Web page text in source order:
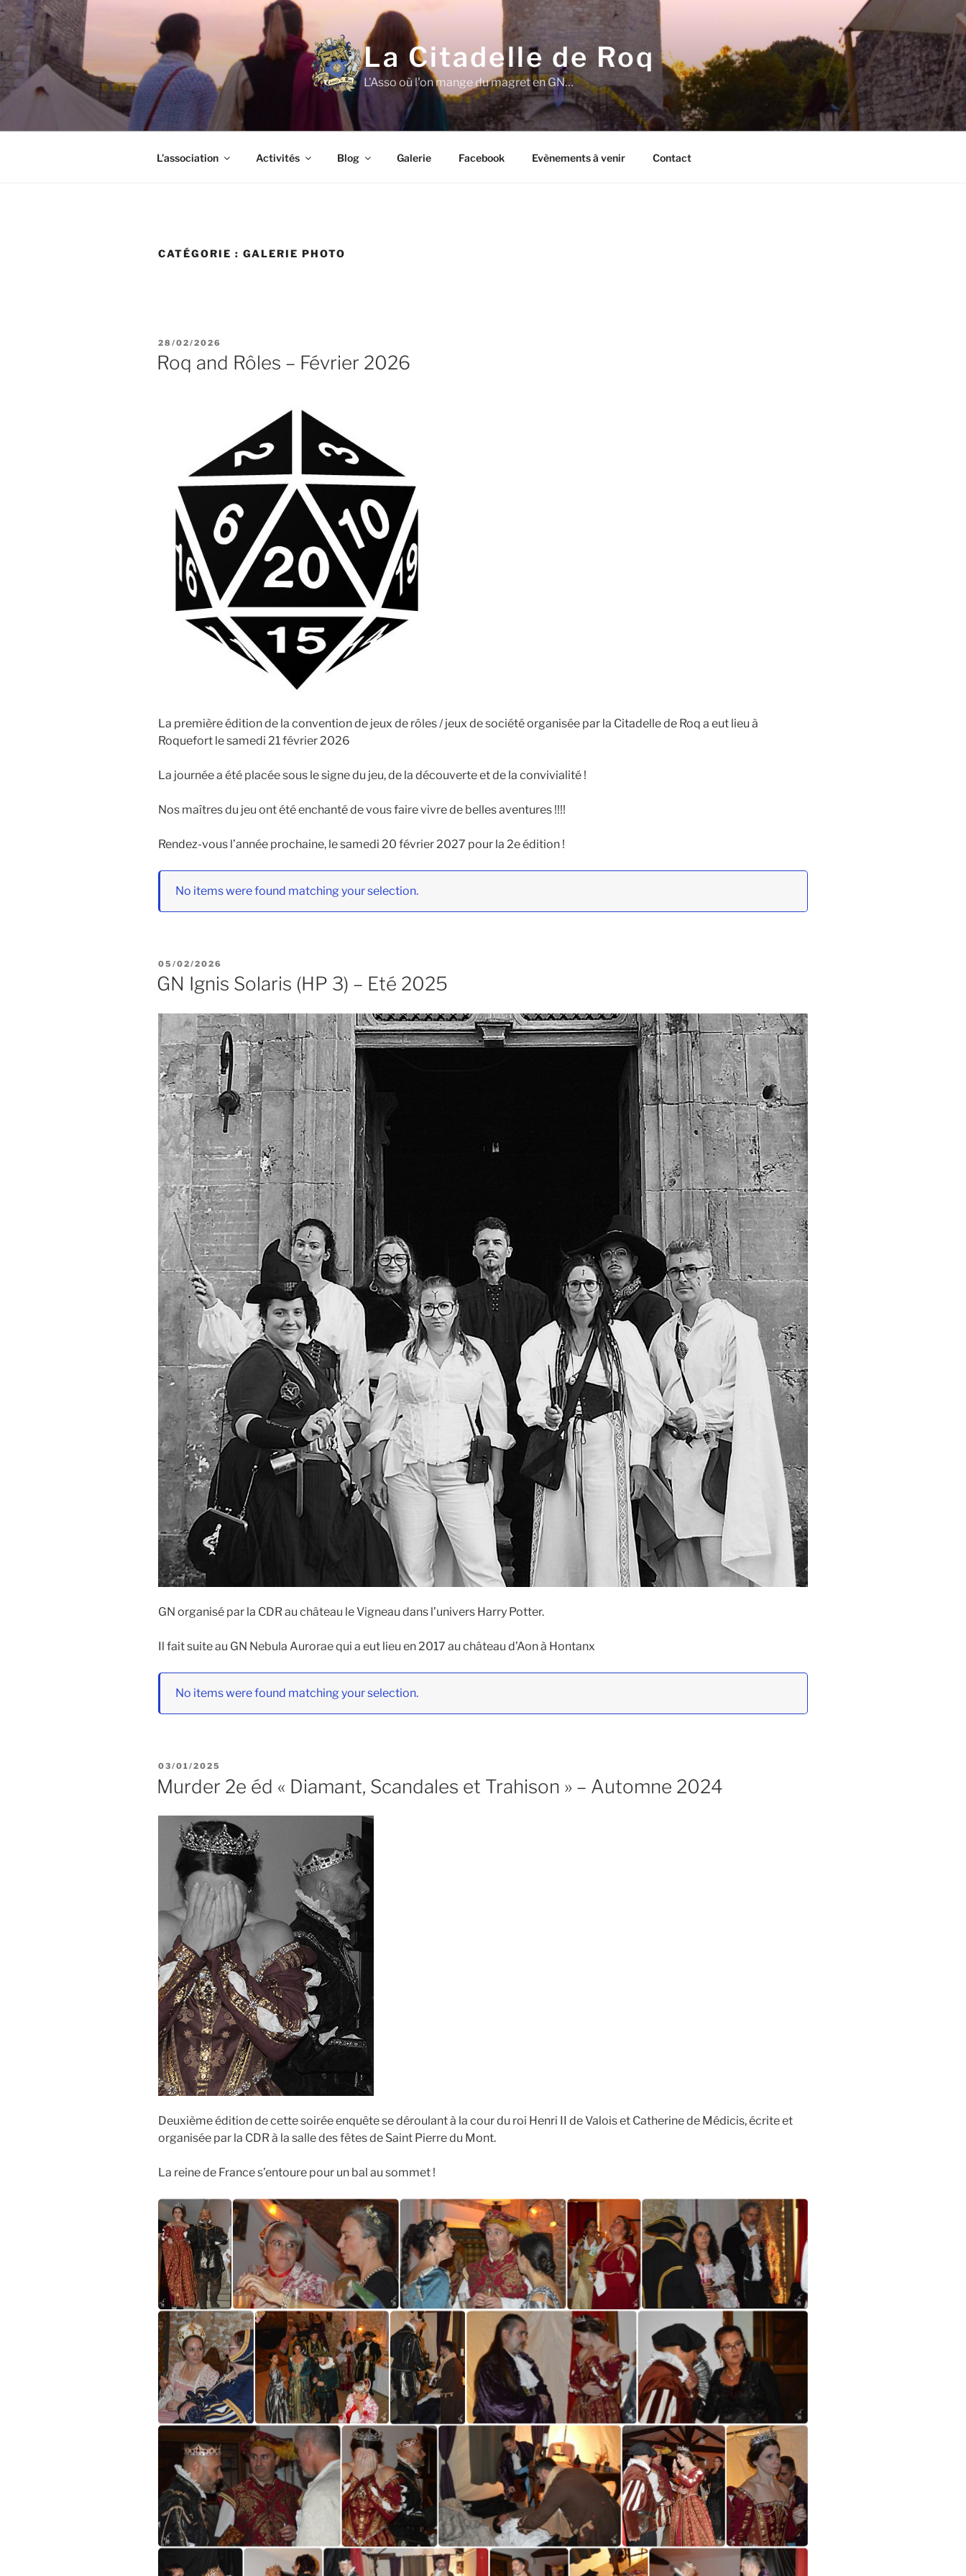
Aller
contenu
principal
La Citadelle de Roq
L'Asso où l'on mange du magret en GN…
L’association Activités Blog Galerie Facebook Evènements à venir Contact
CATÉGORIE : GALERIE PHOTO
PUBLIÉ
LE
28/02/2026
Roq and Rôles – Février 2026
La première édition de la convention de jeux de rôles / jeux de société organisée par la Citadelle de Roq a eut lieu à
Roquefort le samedi 21 février 2026
La journée a été placée sous le signe du jeu, de la découverte et de la convivialité !
Nos maîtres du jeu ont été enchanté de vous faire vivre de belles aventures !!!!
Rendez-vous l’année prochaine, le samedi 20 février 2027 pour la 2e édition !
No items were found matching your selection.
PUBLIÉ
LE
05/02/2026
GN Ignis Solaris (HP 3) – Eté 2025
GN organisé par la CDR au château le Vigneau dans l’univers Harry Potter.
Il fait suite au GN Nebula Aurorae qui a eut lieu en 2017 au château d’Aon à Hontanx
No items were found matching your selection.
PUBLIÉ
LE
03/01/2025
Murder 2e éd « Diamant, Scandales et Trahison » – Automne 2024
Deuxième édition de cette soirée enquête se déroulant à la cour du roi Henri II de Valois et Catherine de Médicis, écrite et
organisée par la CDR à la salle des fêtes de Saint Pierre du Mont.
La reine de France s’entoure pour un bal au sommet !